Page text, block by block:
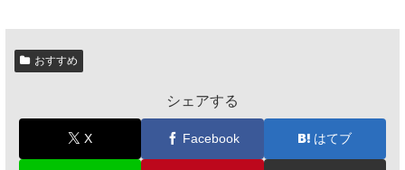
おすすめ
シェアする
X Facebook はてブ